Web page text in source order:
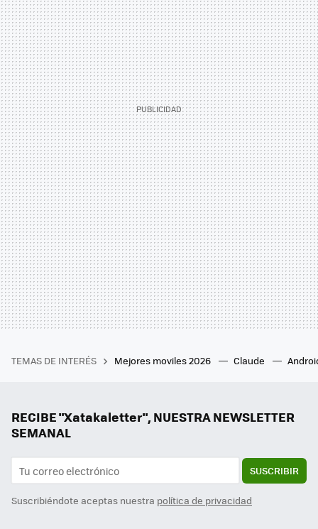
TEMAS DE INTERÉS Mejores moviles 2026 Claude
RECIBE "Xatakaletter", NUESTRA NEWSLETTER
SEMANAL
SUSCRIBIR
Suscribiéndote aceptas nuestra política de privacidad